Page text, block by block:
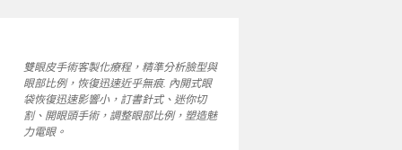
雙眼皮手術客製化療程，精準分析臉型與
眼部比例，恢復迅速近乎無痕. 內開式眼
袋恢復迅速影響小，訂書針式、迷你切
割、開眼頭手術，調整眼部比例，塑造魅
力電眼。